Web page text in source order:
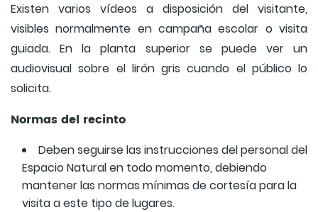
Existen varios vídeos a disposición del visitante,
visibles normalmente en campaña escolar o visita
guiada. En la planta superior se puede ver un
audiovisual sobre el lirón gris cuando el público lo
solicita.
Normas del recinto
Deben seguirse las instrucciones del personal del
Espacio Natural en todo momento, debiendo
mantener las normas mínimas de cortesía para la
visita a este tipo de lugares.